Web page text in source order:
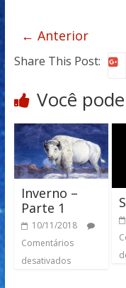
← Anterior
Share This Post:
Você
Inverno –
Parte 1
10/11/2018
Comentários
desativados